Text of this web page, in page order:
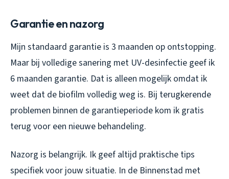
Garantie en nazorg
Mijn standaard garantie is 3 maanden op ontstopping.
Maar bij volledige sanering met UV-desinfectie geef ik
6 maanden garantie. Dat is alleen mogelijk omdat ik
weet dat de biofilm volledig weg is. Bij terugkerende
problemen binnen de garantieperiode kom ik gratis
terug voor een nieuwe behandeling.
Nazorg is belangrijk. Ik geef altijd praktische tips
specifiek voor jouw situatie. In de Binnenstad met